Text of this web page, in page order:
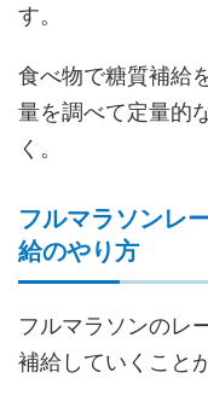
す。
食べ物で糖質補給
量を調べて定量的
く。
フルマラソンレ
給のやり方
フルマラソンのレ
補給していくこと